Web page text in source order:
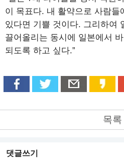
이 목표다. 내 활약으로 사람들
있다면 기쁠 것이다. 그리하여
끌어올리는 동시에 일본에서
되도록 하고 싶다.”
목록
댓글쓰기